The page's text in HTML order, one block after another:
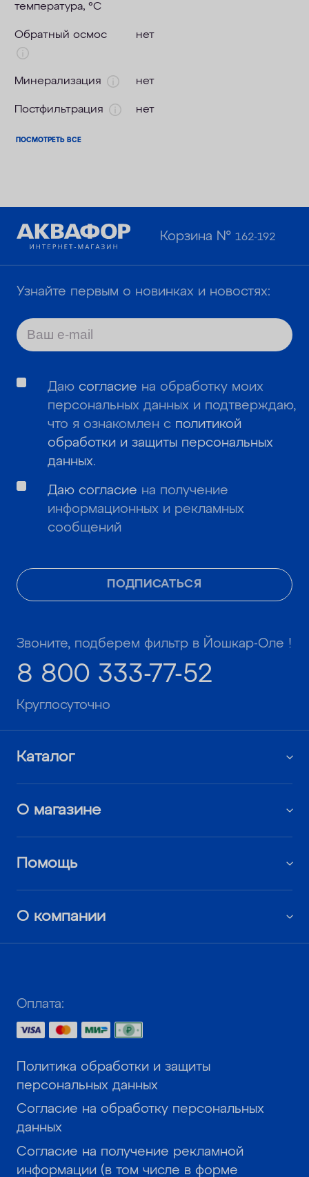
температура, °C
Обратный осмос нет
Минерализация нет
Постфильтрация нет
ПОСМОТРЕТЬ ВСЕ
Корзина №162-192
Узнайте первым о новинках и новостях:
ПОДПИСАТЬСЯ
Даю согласие на обработку моих
персональных данных и подтверждаю,
что я ознакомлен с политикой
обработки и защиты персональных
данных.
Даю согласие на получение
информационных и рекламных
сообщений
Звоните, подберем фильтр в Йошкар-Оле !
8 800 333-77-52
Круглосуточно
Каталог
О магазине
Помощь
О компании
Оплата:
Политика обработки и защиты
персональных данных
Согласие на обработку персональных
данных
Согласие на получение рекламной
информации (в том числе в форме